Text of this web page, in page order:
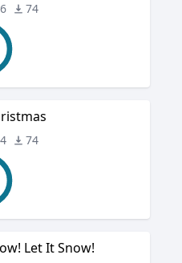
74
74
Let It Snow!